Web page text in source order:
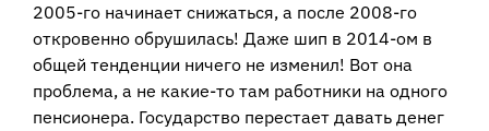
2005-го начинает снижаться, а после 2008-го
откровенно обрушилась! Даже шип в 2014-ом в
общей тенденции ничего не изменил! Вот она
проблема, а не какие-то там работники на одного
пенсионера. Государство перестает давать денег